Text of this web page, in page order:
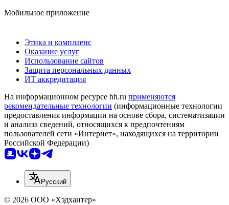
Мобильное приложение
Этика и комплаенс
Оказание услуг
Использование сайтов
Защита персональных данных
ИТ аккредитация
На информационном ресурсе hh.ru применяются
рекомендательные технологии (информационные технологии
предоставления информации на основе сбора, систематизации
и анализа сведений, относящихся к предпочтениям
пользователей сети «Интернет», находящихся на территории
Российской Федерации)
Русский
© 2026 ООО «Хэдхантер»